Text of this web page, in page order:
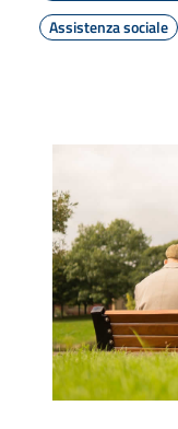
Assistenza sociale